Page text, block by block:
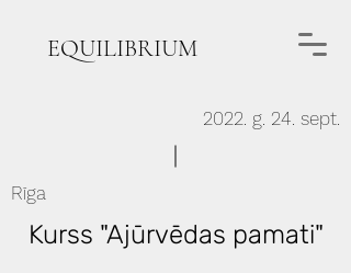
EQUILIBRIUM
2022. g. 24. sept.
Rīga
Kurss "Ajūrvēdas pamati"